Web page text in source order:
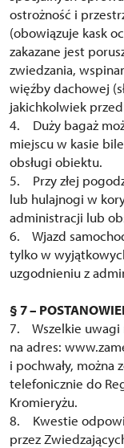
ostrożność i
(obowiązuje kask
zakazane jest
zwiedzania,
więźby dachowej
jakichkolwiek
4. Duży bagaż
miejscu w kasie
obsługi obiektu.
5. Przy złej
lub hulajnogi w
administracji lub
6. Wjazd
tylko w
uzgodnieniu z
§ 7 –
7. Wszelkie uwagi
na adres:
i pochwały, można
telefonicznie do
Kromieryżu.
8. Kwestie
przez